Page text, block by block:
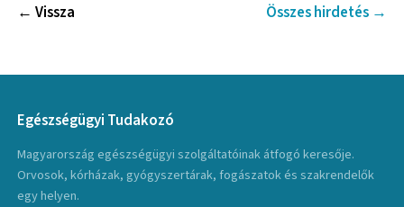
← Vissza Összes hirdetés →
Egészségügyi Tudakozó
Magyarország egészségügyi szolgáltatóinak átfogó keresője.
Orvosok, kórházak, gyógyszertárak, fogászatok és szakrendelők
egy helyen.